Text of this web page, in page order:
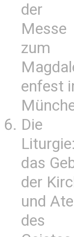
der
Messe
zum
enfest
Die
Liturgie:
das
der
und
des